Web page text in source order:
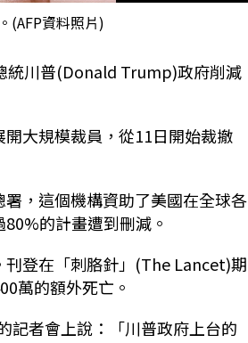
(AFP資料照片)
統川普(Donald Trump)政府削減
大規模裁員，從11日開始裁撤
，這個機構資助了美國在全球各
的計畫遭到刪減。
登在「刺胳針」(The Lancet)期
萬的額外死亡。
記者會上說：「川普政府上台的